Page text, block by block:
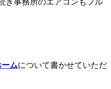
ムについて書かせていただ